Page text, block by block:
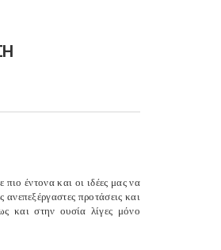
έντονα και οι ιδέες μας να
προτάσεις και
και στην ουσία λίγες μόνο